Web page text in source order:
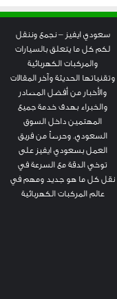
سعودي ايفيز – نجمع وننقل
لكم كل ما يتعلق بالسيارات
والمركبات الكهربائية
وتقنياتها الحديثة وآخر المقالات
والأخبار من أفضل المصادر
والخبراء بهدف خدمة جميع
المهتمين داخل السوق
السعودي. وحرصاً من فريق
العمل بسعودي ايفيز على
توخي الدقة مع السرعة في
نقل كل ما هو جديد ومهم في
عالم المركبات الكهربائية